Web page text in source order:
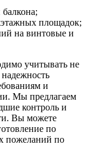
площадок;
на винтовые и
учитывать не
и
Мы предлагаем
контроль и
Вы можете
по
пожеланий по